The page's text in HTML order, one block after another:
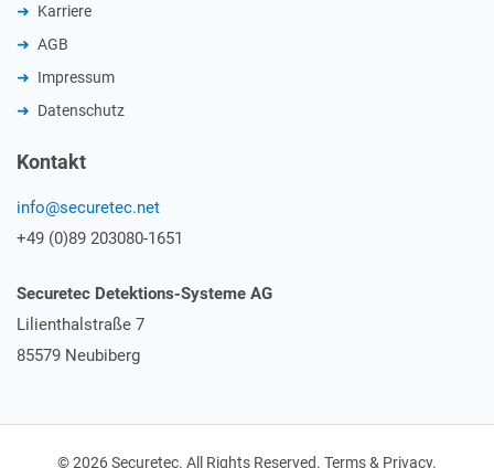
Karriere
AGB
Impressum
Datenschutz
Kontakt
info@securetec.net
+49 (0)89 203080-1651
Securetec Detektions-Systeme AG
Lilienthalstraße 7
85579 Neubiberg
© 2026 Securetec. All Rights Reserved. Terms & Privacy.